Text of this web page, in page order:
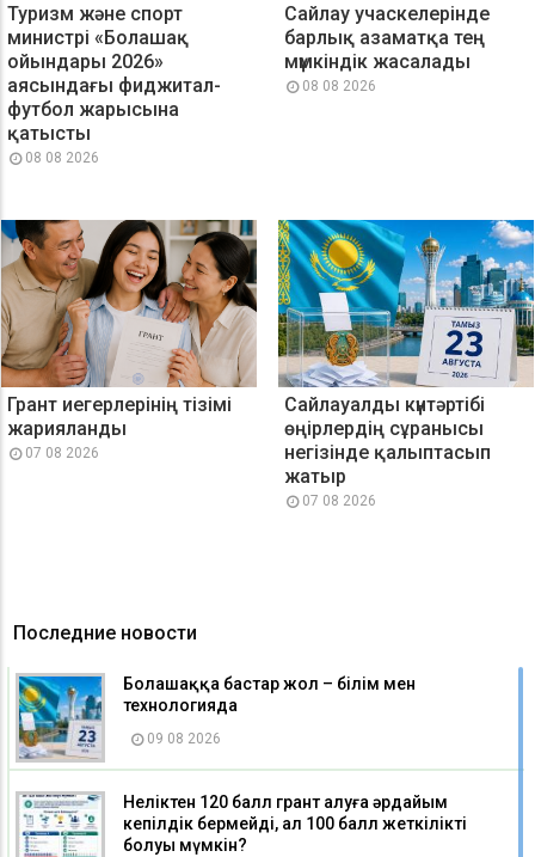
Туризм және спорт
министрі «Болашақ
ойындары 2026»
аясындағы фиджитал-
футбол жарысына
қатысты
08 08 2026
Сайлау учаскелерінде
барлық азаматқа тең
мүмкіндік жасалады
08 08 2026
Грант иегерлерінің тізімі
жарияланды
07 08 2026
Сайлауалды күнтәртібі
өңірлердің сұранысы
негізінде қалыптасып
жатыр
07 08 2026
Последние новости
Болашаққа бастар жол – білім мен
технологияда
09 08 2026
Неліктен 120 балл грант алуға әрдайым
кепілдік бермейді, ал 100 балл жеткілікті
болуы мүмкін?